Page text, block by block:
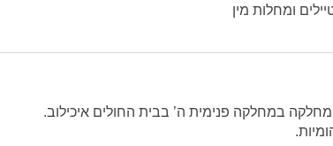
ומחלות מין
במחלקה פנימית ה’ בבית החולים איכילוב.